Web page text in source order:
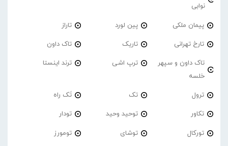
نوابی
پیمان ملکی پین لورد تاراز
تارخ تهرانی تاریک تاک داون
تاک داون و سپهر
خلسه
ترپ اشی ترند اینستا
ترول تک تَک راه
تکاور توحید وحید تودار
تورکال توشای تومورز